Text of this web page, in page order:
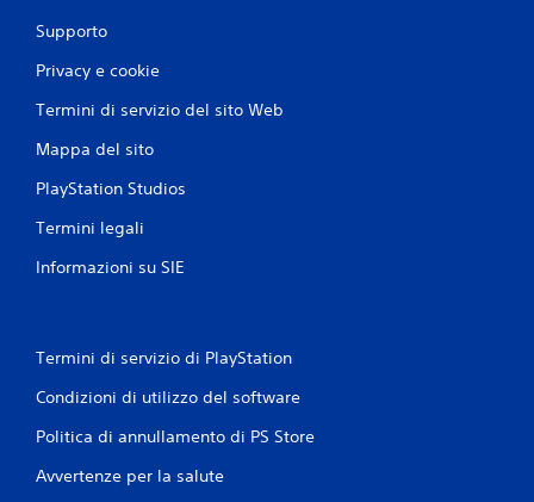
Supporto
Privacy e cookie
Termini di servizio del sito Web
Mappa del sito
PlayStation Studios
Termini legali
Informazioni su SIE
Termini di servizio di PlayStation
Condizioni di utilizzo del software
Politica di annullamento di PS Store
Avvertenze per la salute